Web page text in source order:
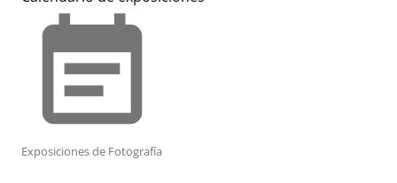
event_note
Exposiciones de Fotografía